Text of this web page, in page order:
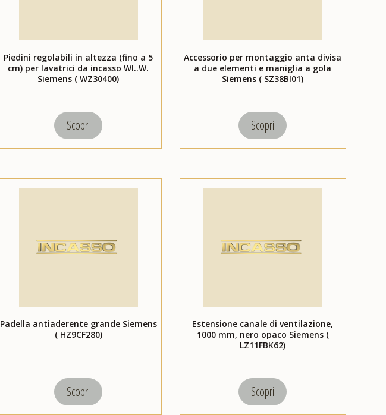
Piedini regolabili in altezza (fino a 5
cm) per lavatrici da incasso WI..W.
Siemens ( WZ30400)
Scopri
Accessorio per montaggio anta divisa
a due elementi e maniglia a gola
Siemens ( SZ38BI01)
Scopri
Padella antiaderente grande Siemens
( HZ9CF280)
Scopri
Estensione canale di ventilazione,
1000 mm, nero opaco Siemens (
LZ11FBK62)
Scopri